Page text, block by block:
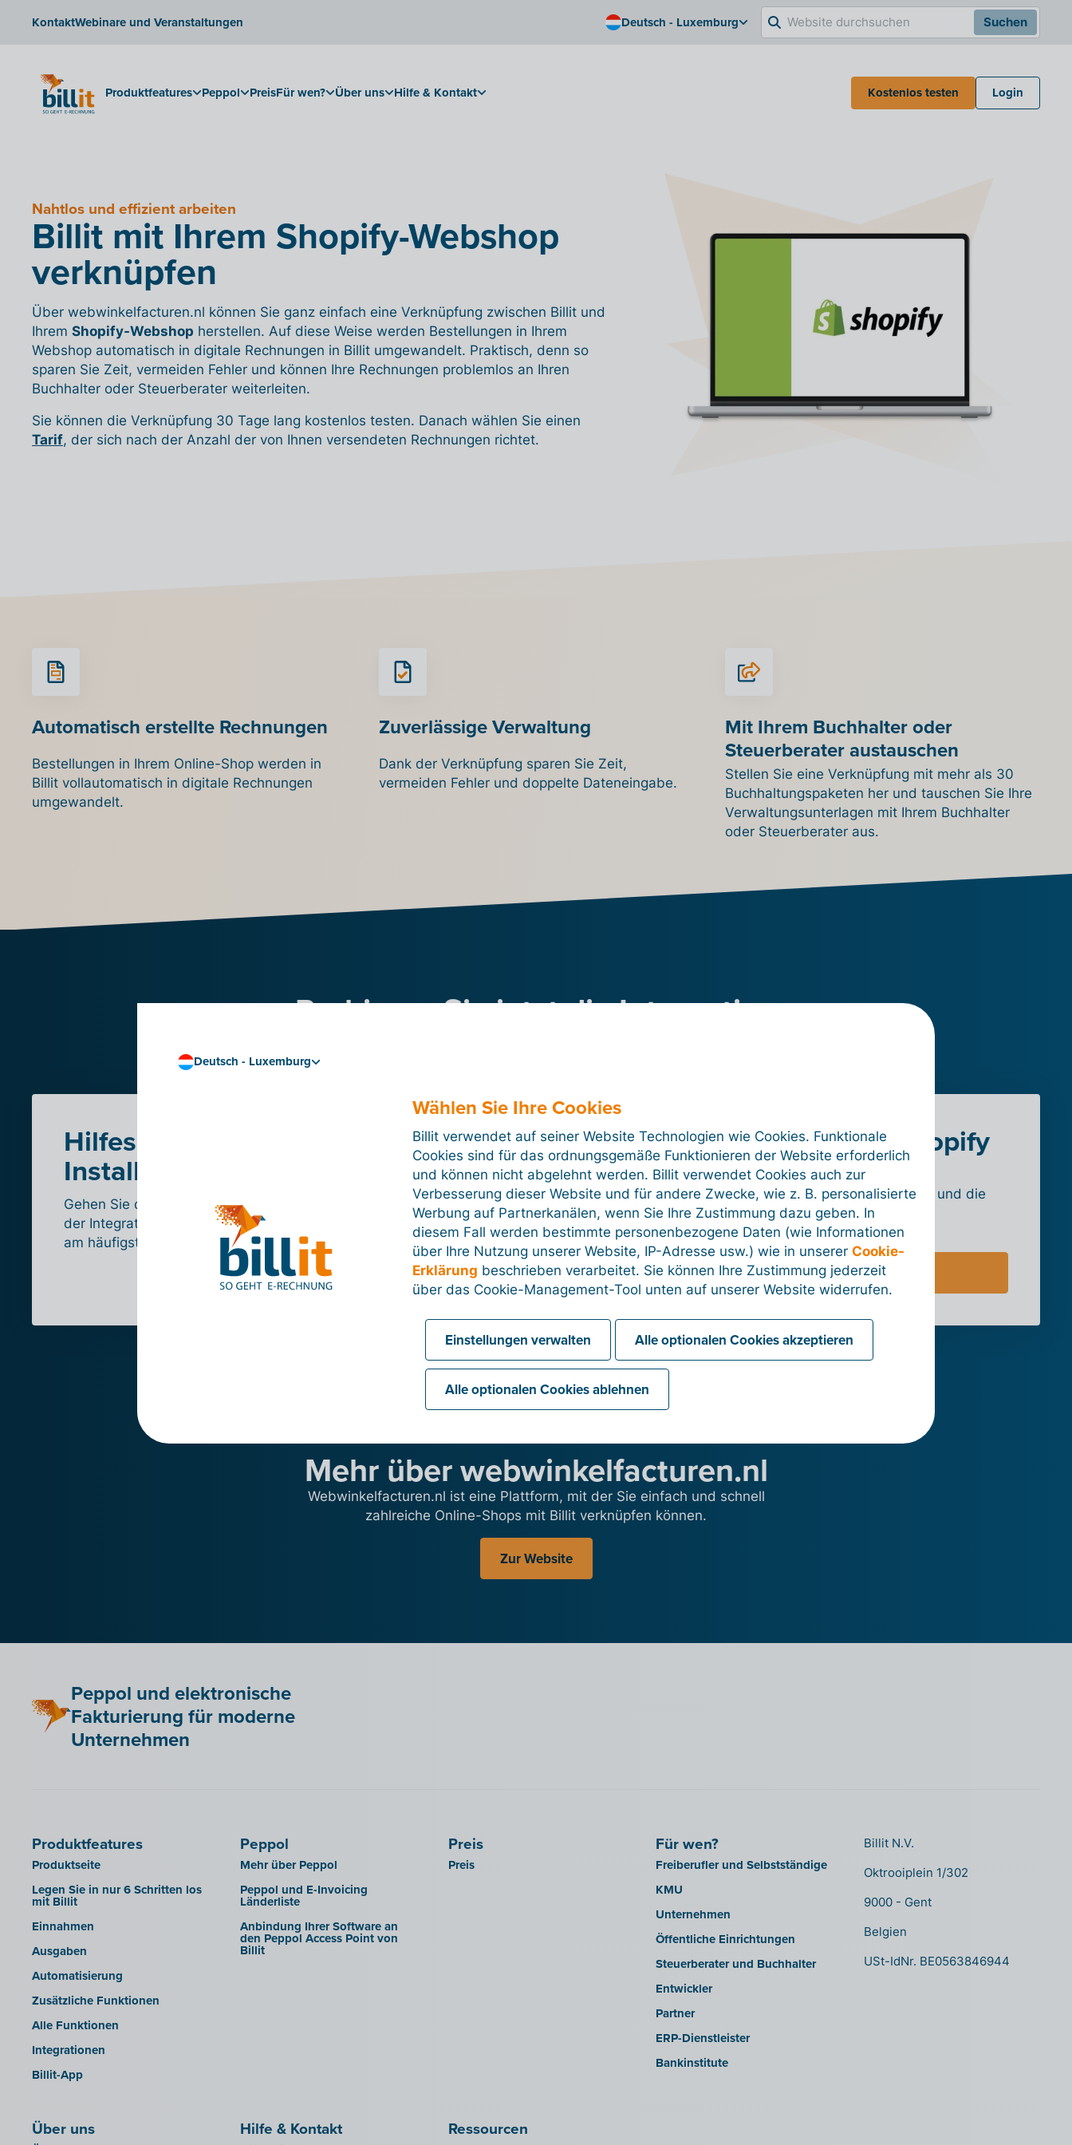
KontaktWebinare und Veranstaltungen Deutsch - Luxemburg Suchen
Produktfeatures Peppol PreisFür wen? Über uns Hilfe & Kontakt Kostenlos testen Login
Nahtlos und effizient arbeiten
Billit mit Ihrem Shopify-Webshop
verknüpfen
Über webwinkelfacturen.nl können Sie ganz einfach eine Verknüpfung zwischen Billit und
Ihrem Shopify-Webshop herstellen. Auf diese Weise werden Bestellungen in Ihrem
Webshop automatisch in digitale Rechnungen in Billit umgewandelt. Praktisch, denn so
sparen Sie Zeit, vermeiden Fehler und können Ihre Rechnungen problemlos an Ihren
Buchhalter oder Steuerberater weiterleiten.
Sie können die Verknüpfung 30 Tage lang kostenlos testen. Danach wählen Sie einen
Tarif, der sich nach der Anzahl der von Ihnen versendeten Rechnungen richtet.
Automatisch erstellte Rechnungen
Bestellungen in Ihrem Online-Shop werden in
Billit vollautomatisch in digitale Rechnungen
umgewandelt.
Zuverlässige Verwaltung
Dank der Verknüpfung sparen Sie Zeit,
vermeiden Fehler und doppelte Dateneingabe.
Mit Ihrem Buchhalter oder
Steuerberater austauschen
Stellen Sie eine Verknüpfung mit mehr als 30
Buchhaltungspaketen her und tauschen Sie Ihre
Verwaltungsunterlagen mit Ihrem Buchhalter
oder Steuerberater aus.
Probieren Sie jetzt die Integration
Hilfeseite zur
Installation
Gehen Sie die Schritte zur Installation
der Integration durch und lesen Sie die
am häufigsten gestellten Fragen.
Ein Billit-Konto
einrichten
Testen Sie alle Billit-Funktionen 15
Tage lang kostenlos.
Jetzt 15 Tage kostenlos testen
Mehr über Shopify
Erfahren Sie mehr über die
Möglichkeiten für Verkäufer und die
Tarife.
Zur Website
Mehr über webwinkelfacturen.nl
Webwinkelfacturen.nl ist eine Plattform, mit der Sie einfach und schnell
zahlreiche Online-Shops mit Billit verknüpfen können.
Zur Website
Peppol und elektronische
Fakturierung für moderne
Unternehmen
Produktfeatures
Produktseite
Legen Sie in nur 6 Schritten los
mit Billit
Einnahmen
Ausgaben
Automatisierung
Zusätzliche Funktionen
Alle Funktionen
Integrationen
Billit-App
Peppol
Mehr über Peppol
Peppol und E-Invoicing
Länderliste
Anbindung Ihrer Software an
den Peppol Access Point von
Billit
Preis
Preis
Für wen?
Freiberufler und Selbstständige
KMU
Unternehmen
Öffentliche Einrichtungen
Steuerberater und Buchhalter
Entwickler
Partner
ERP-Dienstleister
Bankinstitute
Über uns Hilfe & Kontakt Ressourcen
Billit N.V.
Oktrooiplein 1/302
9000 - Gent
Belgien
USt-IdNr. BE0563846944
Deutsch - Luxemburg
Wählen Sie Ihre Cookies
Billit verwendet auf seiner Website Technologien wie Cookies. Funktionale
Cookies sind für das ordnungsgemäße Funktionieren der Website erforderlich
und können nicht abgelehnt werden. Billit verwendet Cookies auch zur
Verbesserung dieser Website und für andere Zwecke, wie z. B. personalisierte
Werbung auf Partnerkanälen, wenn Sie Ihre Zustimmung dazu geben. In
diesem Fall werden bestimmte personenbezogene Daten (wie Informationen
über Ihre Nutzung unserer Website, IP-Adresse usw.) wie in unsererCookie-
Erklärung beschrieben verarbeitet. Sie können Ihre Zustimmung jederzeit
über das Cookie-Management-Tool unten auf unserer Website widerrufen.
Einstellungen verwalten Alle optionalen Cookies akzeptieren
Alle optionalen Cookies ablehnen